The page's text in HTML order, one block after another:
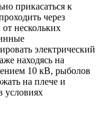
прикасаться к
через
нескольких
электрический
находясь на
10 кВ, рыболов
на плече и
условиях